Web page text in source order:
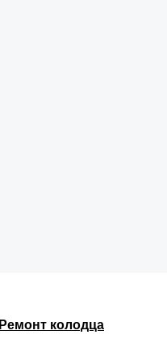
Ремонт колодца